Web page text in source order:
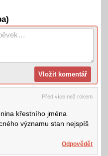
Před více než rokem
křestního jména
významu stan nejspíš
Odpovědět